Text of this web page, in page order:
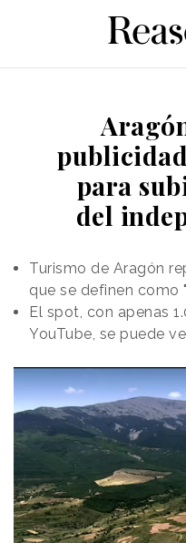
para
del
Turismo de Aragón
que se definen como
El spot, con apenas
YouTube, se puede